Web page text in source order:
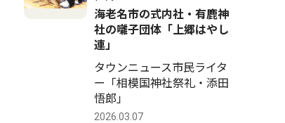
海老名市の式内社・有鹿神
社の囃子団体「上郷はやし
連」
タウンニュース市民ライタ
ー「相模国神社祭礼・添田
悟郎」
2026.03.07